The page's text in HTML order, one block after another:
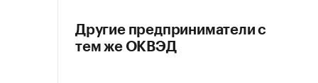
Другие предприниматели с
тем же ОКВЭД